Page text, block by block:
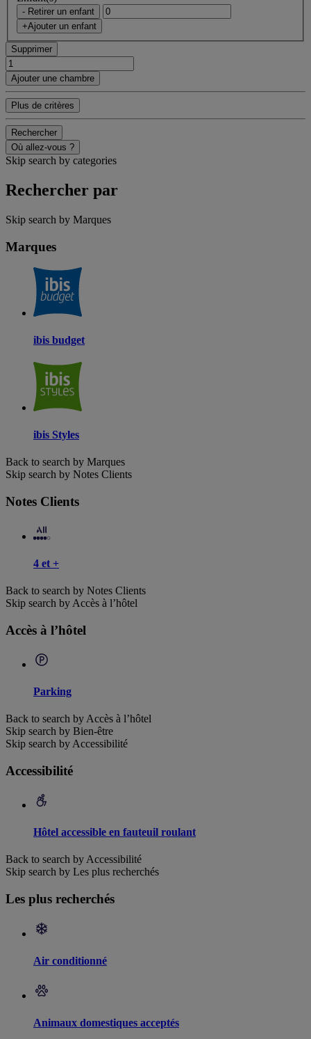
- Retirer un enfant
+Ajouter un enfant
Supprimer
Ajouter une chambre
Plus de critères
Rechercher
Où allez-vous ?
Skip search by categories
Rechercher par
Skip search by Marques
Marques
ibis budget
ibis Styles
Back to search by Marques
Skip search by Notes Clients
Notes Clients
4 et +
Back to search by Notes Clients
Skip search by Accès à l’hôtel
Accès à l’hôtel
Parking
Back to search by Accès à l’hôtel
Skip search by Bien-être
Skip search by Accessibilité
Accessibilité
Hôtel accessible en fauteuil roulant
Back to search by Accessibilité
Skip search by Les plus recherchés
Les plus recherchés
Air conditionné
Animaux domestiques acceptés